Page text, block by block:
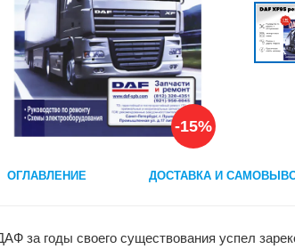
-15%
ОГЛАВЛЕНИЕ ДОСТАВКА И
за годы своего существования успел